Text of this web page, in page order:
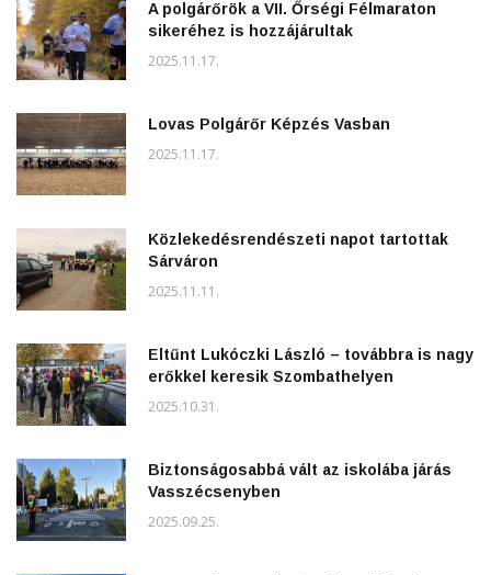
A polgárőrök a VII. Őrségi Félmaraton
sikeréhez is hozzájárultak
2025.11.17.
Lovas Polgárőr Képzés Vasban
2025.11.17.
Közlekedésrendészeti napot tartottak
Sárváron
2025.11.11.
Eltűnt Lukóczki László – továbbra is nagy
erőkkel keresik Szombathelyen
2025.10.31.
Biztonságosabbá vált az iskolába járás
Vasszécsenyben
2025.09.25.